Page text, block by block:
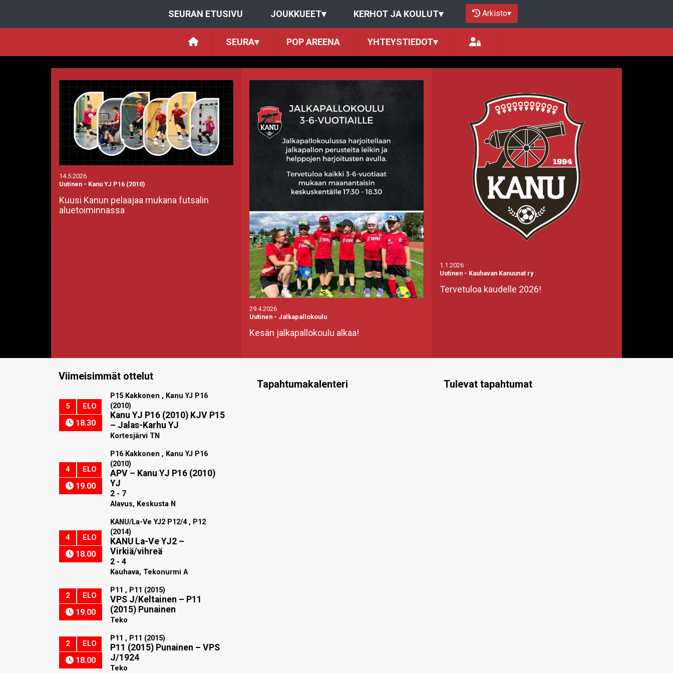
SEURAN ETUSIVU JOUKKUEET▾ KERHOT JA KOULUT▾ Arkisto▾
SEURA▾ POP AREENA YHTEYSTIEDOT▾
14.5.2026
Uutinen - Kanu YJ P16 (2010)
Kuusi Kanun pelaajaa mukana futsalin
aluetoiminnassa
29.4.2026
Uutinen - Jalkapallokoulu
Kesän jalkapallokoulu alkaa!
1.1.2026
Uutinen - Kauhavan Kanuunat ry
Tervetuloa kaudelle 2026!
Viimeisimmät ottelut
5 ELO
18.30
P15 Kakkonen , Kanu YJ P16
(2010)
Kanu YJ P16 (2010) KJV P15
– Jalas-Karhu YJ
Kortesjärvi TN
4 ELO
19.00
P16 Kakkonen , Kanu YJ P16
(2010)
APV– Kanu YJ P16 (2010)
YJ
2 - 7
Alavus, Keskusta N
4 ELO
18.00
KANU/La-Ve YJ2 P12/4 , P12
(2014)
KANU La-Ve YJ2–
Virkiä/vihreä
2 - 4
Kauhava, Tekonurmi A
2 ELO
19.00
P11 , P11 (2015)
VPS J/Keltainen – P11
(2015) Punainen
Teko
2 ELO
18.00
P11 , P11 (2015)
P11 (2015) Punainen – VPS
J/1924
Teko
Tapahtumakalenteri Tulevat tapahtumat